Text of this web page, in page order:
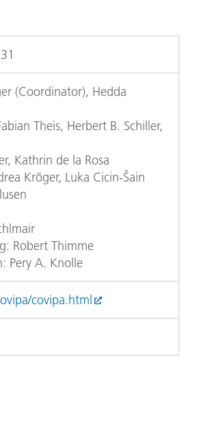
(Coordinator), Hedda
Theis, Herbert B. Schiller,
Kathrin de la Rosa
Kröger, Luka Cicin-Šain
Robert Thimme
Pery A. Knolle
covipa.html